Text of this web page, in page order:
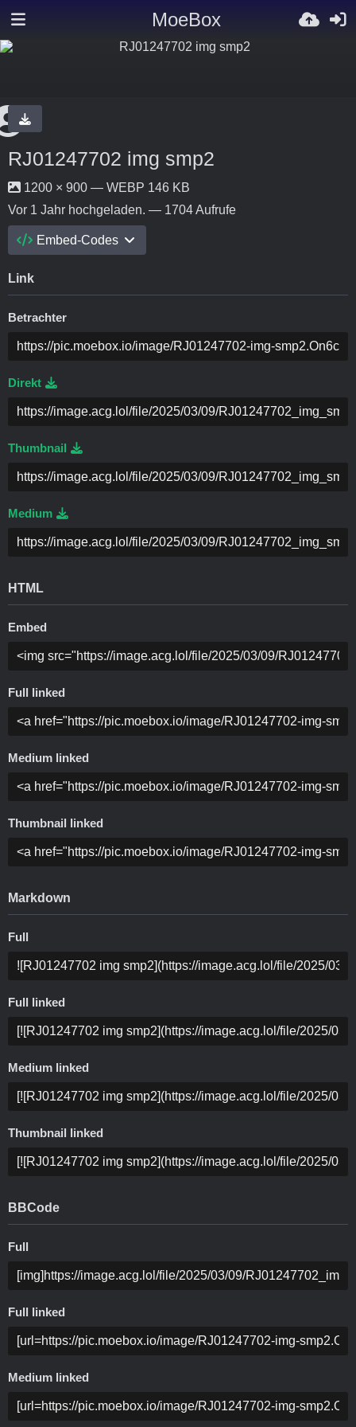
MoeBox
RJ01247702 img smp2
1200 × 900 — WEBP 146 KB
Vor 1 Jahr hochgeladen. — 1704 Aufrufe
Embed-Codes
Link
Betrachter
Direkt
Thumbnail
Medium
HTML
Embed
Full linked
Medium linked
Thumbnail linked
Markdown
Full
Full linked
Medium linked
Thumbnail linked
BBCode
Full
Full linked
Medium linked